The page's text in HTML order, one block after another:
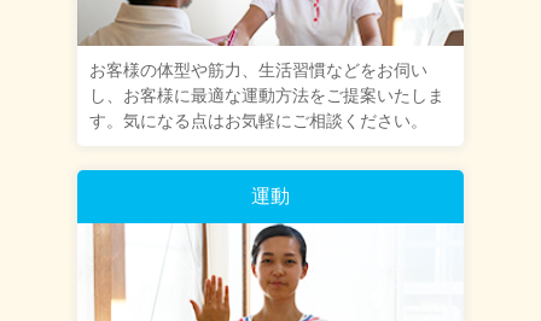
お客様の体型や筋力、生活習慣などをお伺い
し、お客様に最適な運動方法をご提案いたしま
す。気になる点はお気軽にご相談ください。
運動